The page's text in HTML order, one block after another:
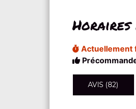
Horaires
Actuellement
AVIS (82)